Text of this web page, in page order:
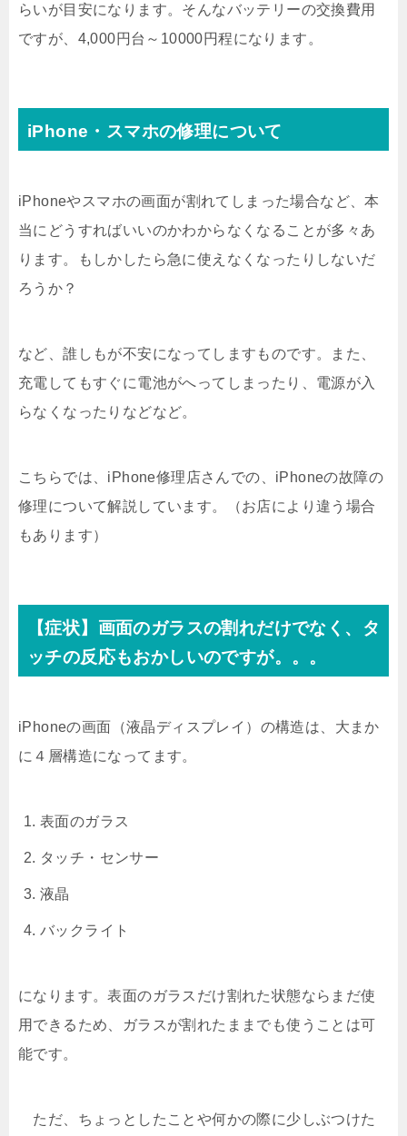
らいが目安になります。そんなバッテリーの交換費用
ですが、4,000円台～10000円程になります。
iPhone・スマホの修理について
iPhoneやスマホの画面が割れてしまった場合など、本
当にどうすればいいのかわからなくなることが多々あ
ります。もしかしたら急に使えなくなったりしないだ
ろうか？
など、誰しもが不安になってしますものです。また、
充電してもすぐに電池がへってしまったり、電源が入
らなくなったりなどなど。
こちらでは、iPhone修理店さんでの、iPhoneの故障の
修理について解説しています。（お店により違う場合
もあります）
【症状】画面のガラスの割れだけでなく、タ
ッチの反応もおかしいのですが。。。
iPhoneの画面（液晶ディスプレイ）の構造は、大まか
に４層構造になってます。
表面のガラス
タッチ・センサー
液晶
バックライト
になります。表面のガラスだけ割れた状態ならまだ使
用できるため、ガラスが割れたままでも使うことは可
能です。
ただ、ちょっとしたことや何かの際に少しぶつけた